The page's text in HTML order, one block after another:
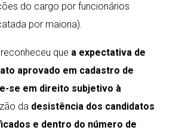
do cargo por funcionários
por maioria).
que a expectativa de
aprovado em cadastro de
se em direito subjetivo à
da desistência dos candidatos
e dentro do número de